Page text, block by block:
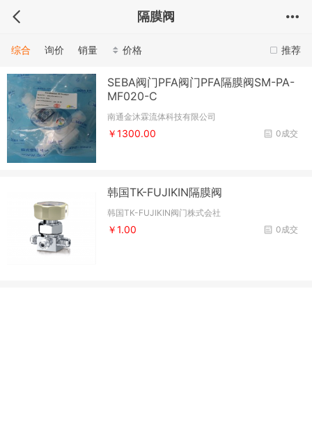
隔膜阀
推荐
综合 询价 销量 价格
SEBA阀门PFA阀门PFA隔膜阀SM-PA-
MF020-C
南通金沐霖流体科技有限公司
0成交
￥1300.00
韩国TK-FUJIKIN隔膜阀
韩国TK-FUJIKIN阀门株式会社
0成交
￥1.00